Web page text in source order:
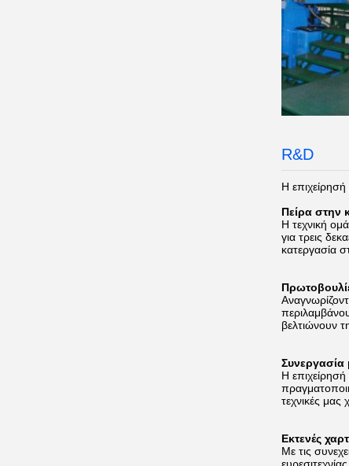
R&D
Η
Πείρα στην
Η τεχνική
για τρεις
κατεργασία
βελτιώνουν
Συνεργασία
Η
τεχνικές
Εκτενές
Με τις